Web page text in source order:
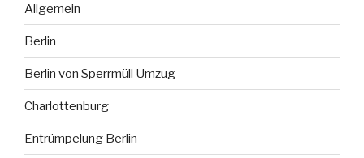
Allgemein
Berlin
Berlin von Sperrmüll Umzug
Charlottenburg
Entrümpelung Berlin